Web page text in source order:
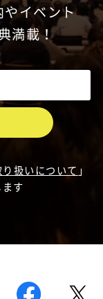
イベント
満載！
扱いについて 」
す